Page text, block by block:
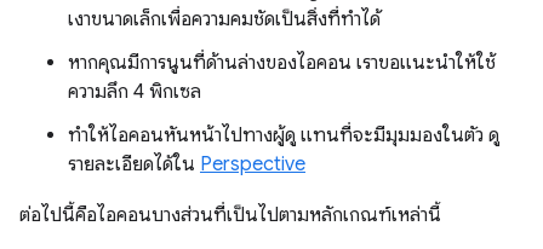
เงาขนาดเล็กเพื่อความคมชัดเป็นสิ่งที่ทำได้
หากคุณมีการนูนที่ด้านล่างของไอคอน เราขอแนะนำให้ใช้
ความลึก 4 พิกเซล
ทำให้ไอคอนหันหน้าไปทางผู้ดู แทนที่จะมีมุมมองในตัว ดู
รายละเอียดได้ใน Perspective
ต่อไปนี้คือไอคอนบางส่วนที่เป็นไปตามหลักเกณฑ์เหล่านี้